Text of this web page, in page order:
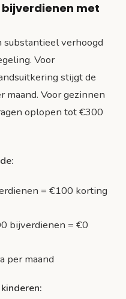
met
verhoogd
Voor
stijgt de
maand. Voor gezinnen
oplopen tot €300
= €100 korting
bijverdienen = €0
per maand